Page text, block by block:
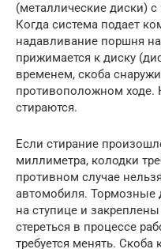
(металлические диски)
Когда система подает
надавливание поршня
прижимается к диску
временем, скоба
противоположном ходе.
стираются.
Если стирание
миллиметра, колодки
противном случае
автомобиля. Тормозные
на ступице и
стереться в процессе
требуется менять.